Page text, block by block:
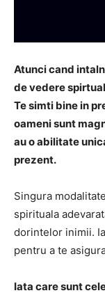
Atunci cand
de vedere
Te simti bine in
oameni sunt
au o abilitate
prezent.
Singura
spirituala
dorintelor inimii.
pentru a te
Iata care sunt